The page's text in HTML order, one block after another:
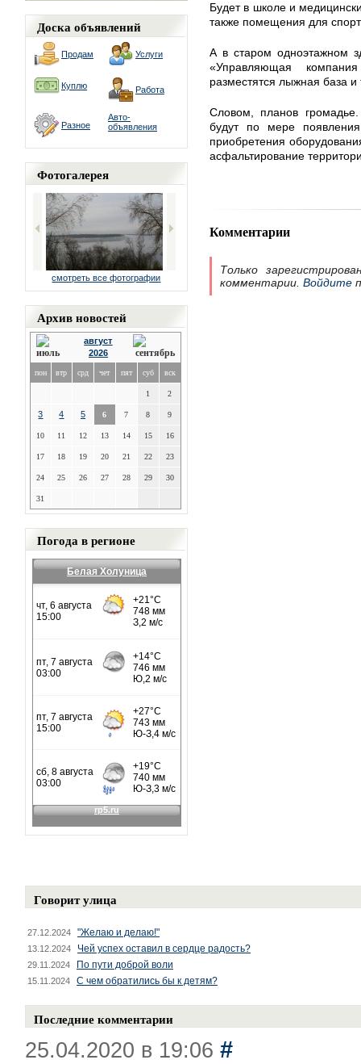
Доска объявлений
Продам Услуги
Куплю Работа
Разное
Авто-
объявления
Фотогалерея
смотреть все фотографии
Архив новостей
август
2026
пон втр срд чет пят суб вск
1 2
3 4 5 6 7 8 9
10 11 12 13 14 15 16
17 18 19 20 21 22 23
24 25 26 27 28 29 30
31
Погода в регионе
Белая Холуница
Будет в школе и
также помещения для
А в старом одноэтажном
«Управляющая
разместятся лыжная база
Словом, планов
будут по мере
приобретения
асфальтирование
Комментарии
Только
комментарии. Войдите
Говорит улица
27.12.2024 "Желаю и делаю!"
13.12.2024 Чей успех оставил в сердце радость?
29.11.2024 По пути доброй воли
15.11.2024 С чем обратились бы к детям?
Последние комментарии
25.04.2020 в 19:06 #